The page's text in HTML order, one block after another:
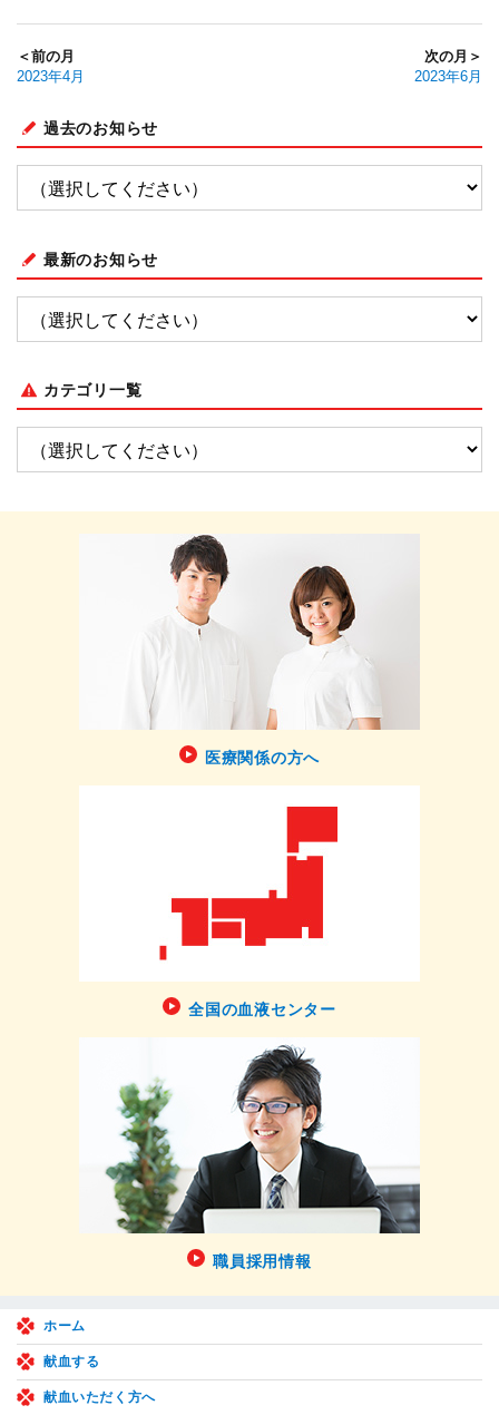
＜前の月
2023年4月
次の月＞
2023年6月
過去のお知らせ
最新のお知らせ
カテゴリ一覧
医療関係の方へ
全国の血液センター
職員採用情報
ホーム
献血する
献血いただく方へ